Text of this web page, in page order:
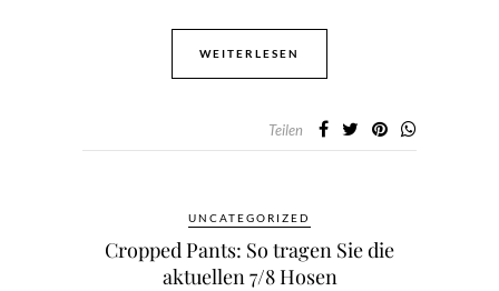
WEITERLESEN
Teilen
UNCATEGORIZED
Cropped Pants: So tragen Sie die
aktuellen 7/8 Hosen